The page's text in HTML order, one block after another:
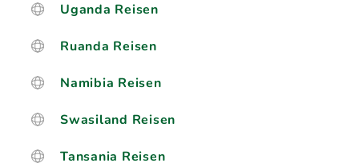
Uganda Reisen
Ruanda Reisen
Namibia Reisen
Swasiland Reisen
Tansania Reisen